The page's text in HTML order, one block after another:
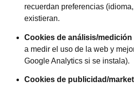
recuerdan preferencias
existieran.
Cookies de análisis/
a medir el uso de la web y
Google Analytics si se instala).
Cookies de publicidad/